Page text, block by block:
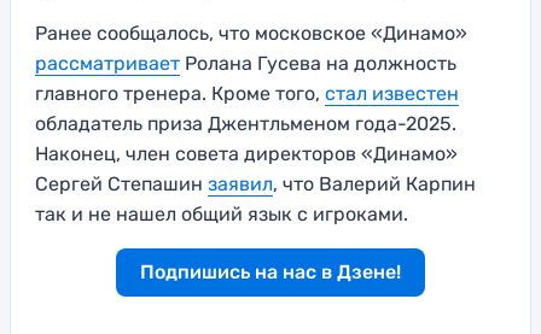
Ранее сообщалось, что московское «Динамо»
рассматривает Ролана Гусева на должность
главного тренера. Кроме того, стал известен
обладатель приза Джентльменом года-2025.
Наконец, член совета директоров «Динамо»
Сергей Степашин заявил, что Валерий Карпин
так и не нашел общий язык с игроками.
Подпишись на нас в Дзене!